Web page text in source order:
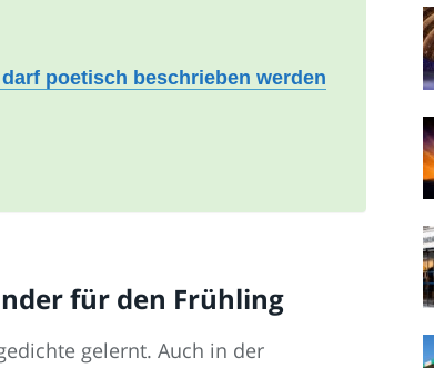
poetisch beschrieben werden
für den Frühling
gelernt. Auch in der